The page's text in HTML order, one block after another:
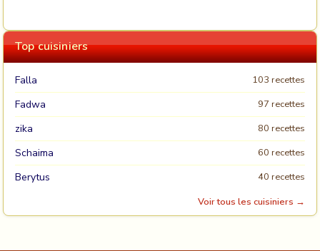
Top cuisiniers
Falla 103 recettes
Fadwa 97 recettes
zika 80 recettes
Schaima 60 recettes
Berytus
40 recettes
Voir tous les cuisiniers →